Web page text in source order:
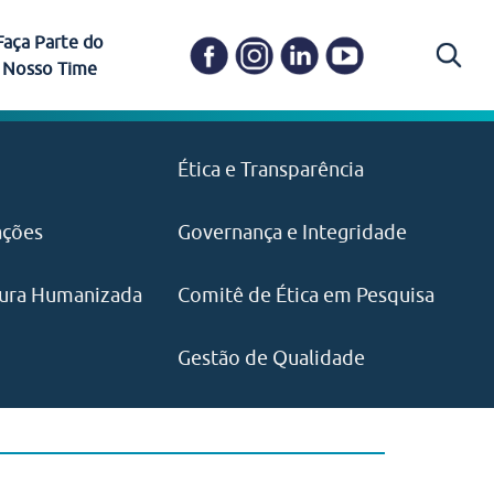
Ética e Transparência
Governança e Integridade
Humanizada Comitê de Ética em Pesquisa
Gestão de Qualidade
Carapicuíba
pelo CEJAM e(11) 97646‑2537
Parte do
Nosso Time
visão e valores?